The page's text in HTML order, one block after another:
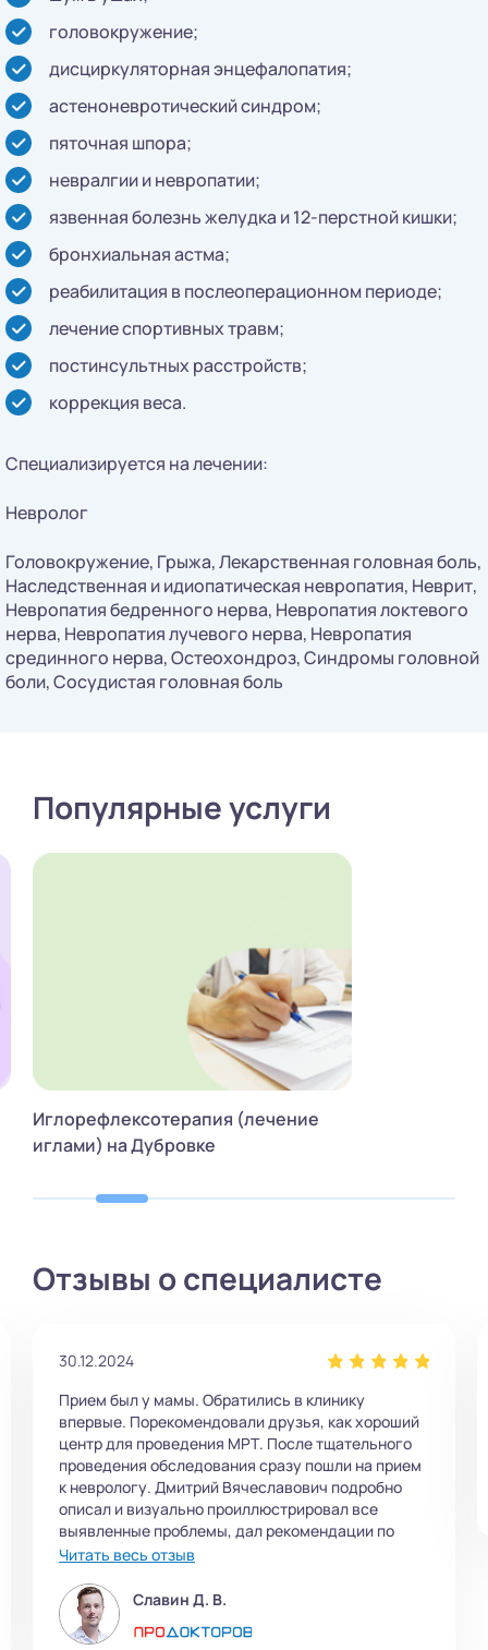
головокружение;
дисциркуляторная энцефалопатия;
астеноневротический синдром;
пяточная шпора;
невралгии и невропатии;
язвенная болезнь желудка и 12-перстной кишки;
бронхиальная астма;
реабилитация в послеоперационном периоде;
лечение спортивных травм;
постинсультных расстройств;
коррекция веса.
Специализируется на лечении:
Невролог
Головокружение, Грыжа, Лекарственная головная боль,
Наследственная и идиопатическая невропатия, Неврит,
Невропатия бедренного нерва, Невропатия локтевого
нерва, Невропатия лучевого нерва, Невропатия
срединного нерва, Остеохондроз, Синдромы головной
боли, Сосудистая головная боль
Популярные услуги
Иглорефлексотерапия (лечение
иглами) на Дубровке
Отзывы о специалисте
30.12.2024
Прием был у мамы. Обратились в клинику
впервые. Порекомендовали друзья, как хороший
центр для проведения МРТ. После тщательного
проведения обследования сразу пошли на прием
к неврологу. Дмитрий Вячеславович подробно
описал и визуально проиллюстрировал все
выявленные проблемы, дал рекомендации по
лечению. Рекомендую Дмитрия Славина как
Читать весь отзыв
Славин Д. В.